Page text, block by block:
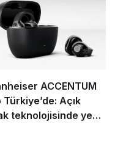
ACCENTUM
Türkiye’de: Açık
teknolojisinde yeni